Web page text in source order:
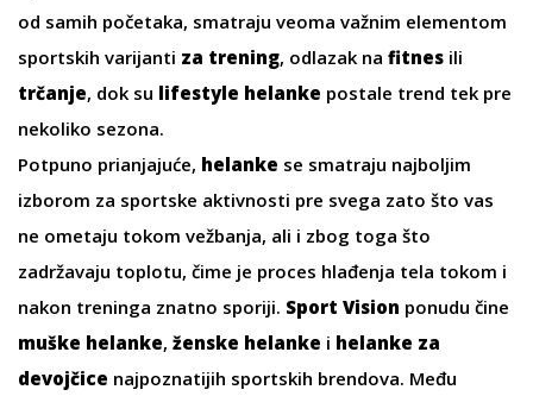
od samih početaka, smatraju veoma važnim elementom
sportskih varijanti za trening, odlazak na fitnes ili
trčanje, dok su lifestyle helanke postale trend tek pre
nekoliko sezona.
Potpuno prianjajuće, helanke se smatraju najboljim
izborom za sportske aktivnosti pre svega zato što vas
ne ometaju tokom vežbanja, ali i zbog toga što
zadržavaju toplotu, čime je proces hlađenja tela tokom i
nakon treninga znatno sporiji. Sport Vision ponudu čine
muške helanke, ženske helanke i helanke za
devojčice najpoznatijih sportskih brendova. Među